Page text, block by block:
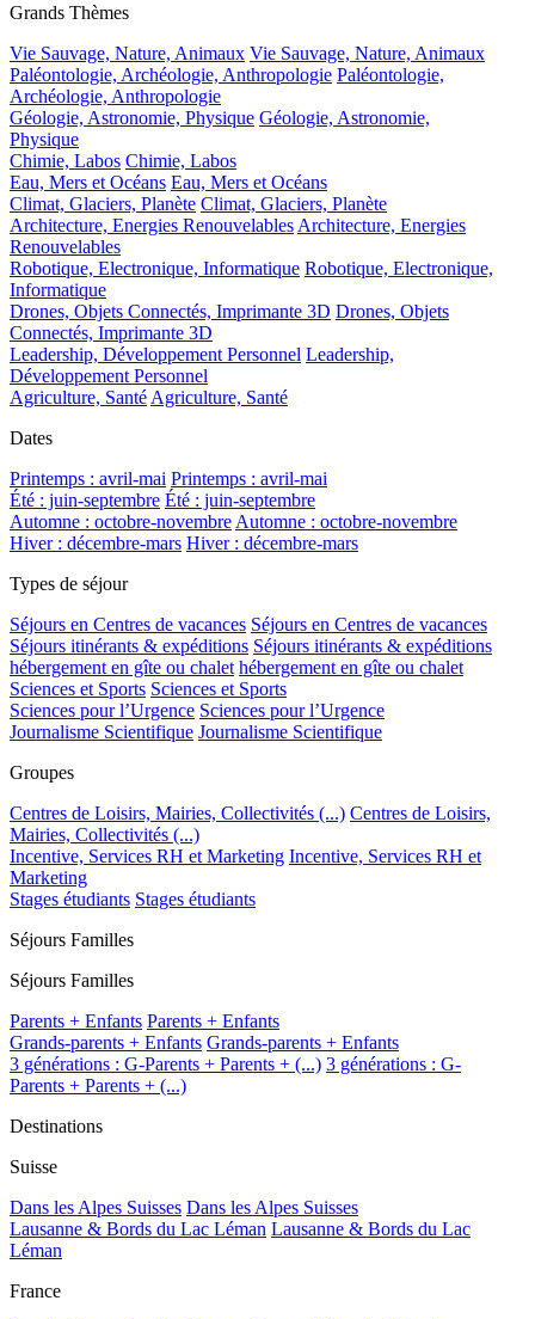
Grands Thèmes
Vie Sauvage, Nature, Animaux Vie Sauvage, Nature, Animaux
Paléontologie, Archéologie, Anthropologie Paléontologie,
Archéologie, Anthropologie
Géologie, Astronomie, Physique Géologie, Astronomie,
Physique
Chimie, Labos Chimie, Labos
Eau, Mers et Océans Eau, Mers et Océans
Climat, Glaciers, Planète Climat, Glaciers, Planète
Architecture, Energies Renouvelables Architecture, Energies
Renouvelables
Robotique, Electronique, Informatique Robotique, Electronique,
Informatique
Drones, Objets Connectés, Imprimante 3D Drones, Objets
Connectés, Imprimante 3D
Leadership, Développement Personnel Leadership,
Développement Personnel
Agriculture, Santé Agriculture, Santé
Dates
Printemps : avril-mai Printemps : avril-mai
Été : juin-septembre Été : juin-septembre
Automne : octobre-novembre Automne : octobre-novembre
Hiver : décembre-mars Hiver : décembre-mars
Types de séjour
Séjours en Centres de vacances Séjours en Centres de vacances
Séjours itinérants & expéditions Séjours itinérants & expéditions
hébergement en gîte ou chalet hébergement en gîte ou chalet
Sciences et Sports Sciences et Sports
Sciences pour l’Urgence Sciences pour l’Urgence
Journalisme Scientifique Journalisme Scientifique
Groupes
Centres de Loisirs, Mairies, Collectivités (...) Centres de Loisirs,
Mairies, Collectivités (...)
Incentive, Services RH et Marketing Incentive, Services RH et
Marketing
Stages étudiants Stages étudiants
Séjours Familles
Séjours Familles
Parents + Enfants Parents + Enfants
Grands-parents + Enfants Grands-parents + Enfants
3 générations : G-Parents + Parents + (...) 3 générations : G-
Parents + Parents + (...)
Destinations
Suisse
Dans les Alpes Suisses Dans les Alpes Suisses
Lausanne & Bords du Lac Léman Lausanne & Bords du Lac
Léman
France